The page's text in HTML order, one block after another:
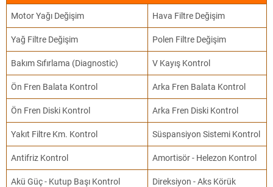
Motor Yağı Değişim Hava Filtre Değişim
Yağ Filtre Değişim Polen Filtre Değişim
Bakım Sıfırlama (Diagnostic) V Kayış Kontrol
Ön Fren Balata Kontrol Arka Fren Balata Kontrol
Ön Fren Diski Kontrol Arka Fren Diski Kontrol
Yakıt Filtre Km. Kontrol Süspansiyon Sistemi Kontrol
Antifriz Kontrol Amortisör - Helezon Kontrol
Akü Güç - Kutup Başı Kontrol
Direksiyon - Aks Körük